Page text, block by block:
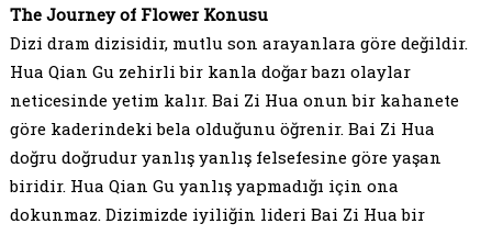
The Journey of Flower Konusu
Dizi dram dizisidir, mutlu son arayanlara göre değildir.
Hua Qian Gu zehirli bir kanla doğar bazı olaylar
neticesinde yetim kalır. Bai Zi Hua onun bir kahanete
göre kaderindeki bela olduğunu öğrenir. Bai Zi Hua
doğru doğrudur yanlış yanlış felsefesine göre yaşan
biridir. Hua Qian Gu yanlış yapmadığı için ona
dokunmaz. Dizimizde iyiliğin lideri Bai Zi Hua bir